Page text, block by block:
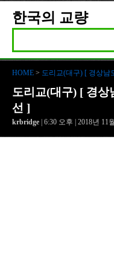
한국의 교량
HOME > 도리교(대구) [ 경상남
도리교(대구) [ 경상
선 ]
krbridge | 6:30 오후 | 2018년 11